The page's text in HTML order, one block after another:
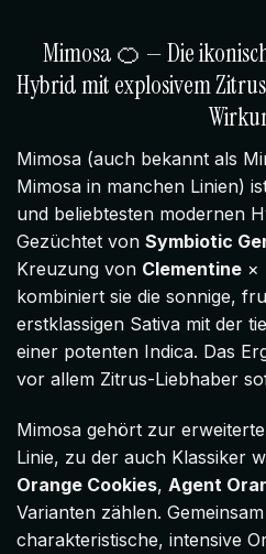
Mimosa 🍊 — Die
Hybrid mit explosivem
Mimosa (auch bekannt als
Mimosa in manchen Linien)
und beliebtesten modernen
Gezüchtet von Symbiotic
Kreuzung von Clementine ×
kombiniert sie die sonnige,
erstklassigen Sativa mit der
einer potenten Indica. Das
vor allem Zitrus-Liebhaber
Mimosa gehört zur
Linie, zu der auch Klassiker
Orange Cookies, Agent
Varianten zählen.
charakteristische, intensive